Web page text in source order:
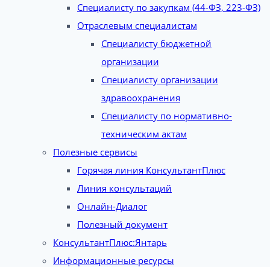
Специалисту по закупкам (44-ФЗ, 223-ФЗ)
Отраслевым специалистам
Специалисту бюджетной
организации
Специалисту организации
здравоохранения
Специалисту по нормативно-
техническим актам
Полезные сервисы
Горячая линия КонсультантПлюс
Линия консультаций
Онлайн-Диалог
Полезный документ
КонсультантПлюс:Янтарь
Информационные ресурсы